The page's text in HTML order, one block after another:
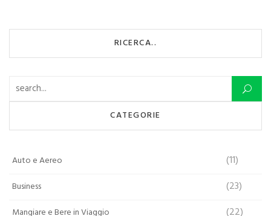
RICERCA..
Ricerca per:
CATEGORIE
Auto e Aereo (11)
Business (23)
Mangiare e Bere in Viaggio (22)